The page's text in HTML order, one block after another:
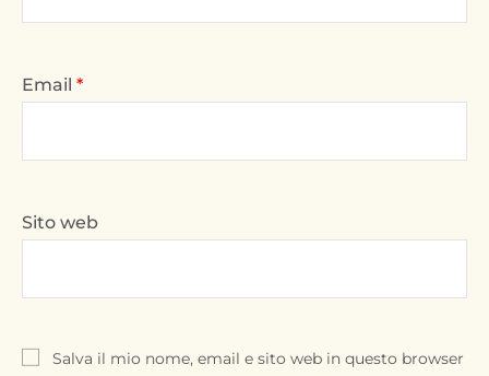
Email *
Sito web
Salva il mio nome, email e sito web in questo browser